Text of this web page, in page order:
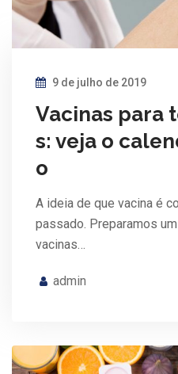
9 de julho de 2019
Vacinas para
s: veja o
o
A ideia de que vacina é
passado. Preparamos
vacinas…
admin